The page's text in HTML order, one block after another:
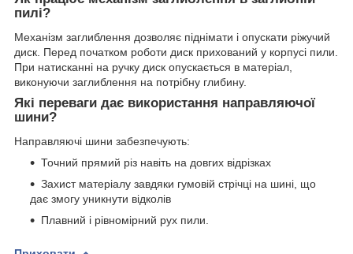
пилі?
Механізм заглиблення дозволяє піднімати і опускати ріжучий
диск. Перед початком роботи диск прихований у корпусі пили.
При натисканні на ручку диск опускається в матеріал,
виконуючи заглиблення на потрібну глибину.
Які переваги дає використання направляючої
шини?
Направляючі шини забезпечують:
Точний прямий різ навіть на довгих відрізках
Захист матеріалу завдяки гумовій стрічці на шині, що
дає змогу уникнути відколів
Плавний і рівномірний рух пили.